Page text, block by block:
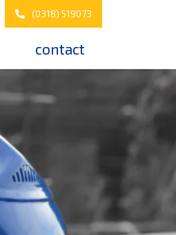
(0318) 519073
contact
nazorg & service